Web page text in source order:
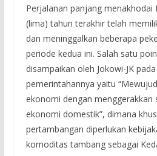
Perjalanan panjang menakhodai
(lima) tahun terakhir telah
dan meninggalkan beberapa
periode kedua ini. Salah satu
disampaikan oleh Jokowi-JK
pemerintahannya yaitu
ekonomi dengan
ekonomi domestik”, dimana
pertambangan diperlukan
komoditas tambang sebagai